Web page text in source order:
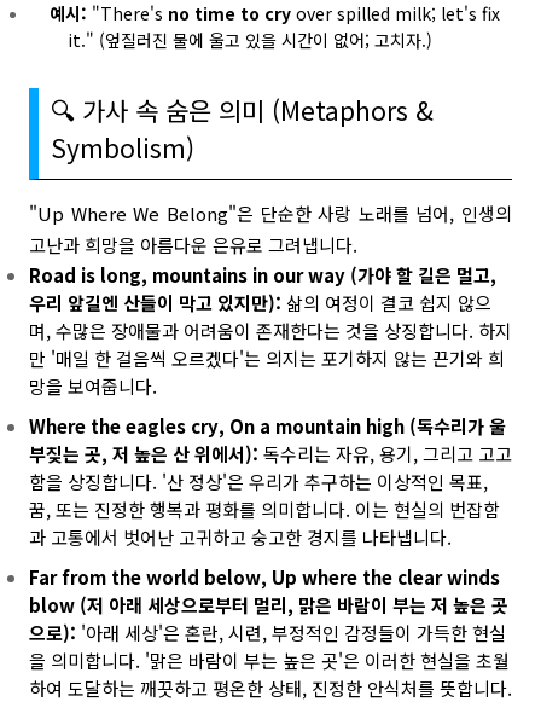
예시: "There's no time to cry over spilled milk; let's fix
it." (엎질러진 물에 울고 있을 시간이 없어; 고치자.)
🔍 가사 속 숨은 의미 (Metaphors &
Symbolism)
"Up Where We Belong"은 단순한 사랑 노래를 넘어, 인생의
고난과 희망을 아름다운 은유로 그려냅니다.
Road is long, mountains in our way (가야 할 길은 멀고,
우리 앞길엔 산들이 막고 있지만): 삶의 여정이 결코 쉽지 않으
며, 수많은 장애물과 어려움이 존재한다는 것을 상징합니다. 하지
만 '매일 한 걸음씩 오르겠다'는 의지는 포기하지 않는 끈기와 희
망을 보여줍니다.
Where the eagles cry, On a mountain high (독수리가 울
부짖는 곳, 저 높은 산 위에서): 독수리는 자유, 용기, 그리고 고고
함을 상징합니다. '산 정상'은 우리가 추구하는 이상적인 목표,
꿈, 또는 진정한 행복과 평화를 의미합니다. 이는 현실의 번잡함
과 고통에서 벗어난 고귀하고 숭고한 경지를 나타냅니다.
Far from the world below, Up where the clear winds
blow (저 아래 세상으로부터 멀리, 맑은 바람이 부는 저 높은 곳
으로): '아래 세상'은 혼란, 시련, 부정적인 감정들이 가득한 현실
을 의미합니다. '맑은 바람이 부는 높은 곳'은 이러한 현실을 초월
하여 도달하는 깨끗하고 평온한 상태, 진정한 안식처를 뜻합니다.